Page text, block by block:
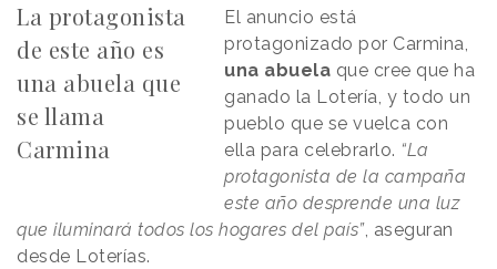
La protagonista
de este año es
una abuela que
se llama
Carmina
El anuncio está
protagonizado por Carmina,
una abuela que cree que ha
ganado la Lotería, y todo un
pueblo que se vuelca con
ella para celebrarlo. “La
protagonista de la campaña
este año desprende una luz
que iluminará todos los hogares del país”, aseguran
desde Loterías.